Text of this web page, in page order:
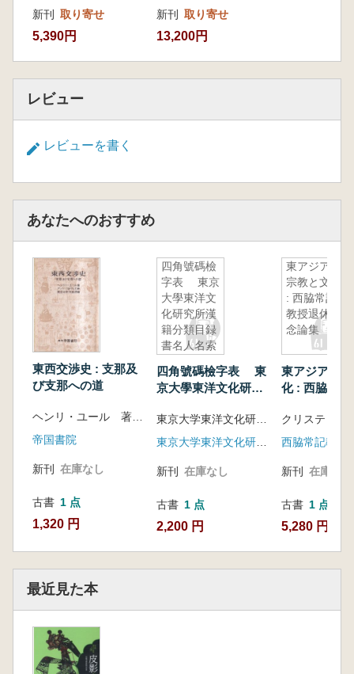
新刊 取り寄せ
5,390円
新刊 取り寄せ
13,200円
レビュー
レビューを書く
あなたへのおすすめ
東西交渉史 : 支那及
び支那への道
帝国書院
新刊 在庫なし
古書 1 点
1,320 円
四角號碼檢
字表 東京
大學東洋文
化研究所漢
籍分類目録
書名人名索
學人文科學
研究所漢籍
名人名通檢
合併
四角號碼檢字表 東
京大學東洋文化研究
人名索引 京都大學
人文科學研究所漢籍
檢合併
新刊 在庫なし
古書 1 点
2,200 円
東アジアの
宗教と文化
: 西脇常記
教授退休記
念論集
東アジアの
化 : 西脇常記
新刊 在庫なし
古書 1 点
5,280 円
最近見た本